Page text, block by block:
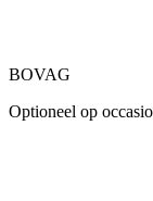
BOVAG
Optioneel op